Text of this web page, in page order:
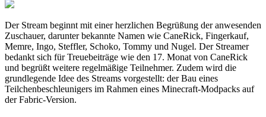
Der Stream beginnt mit einer herzlichen Begrüßung der anwesenden
Zuschauer, darunter bekannte Namen wie CaneRick, Fingerkauf,
Memre, Ingo, Steffler, Schoko, Tommy und Nugel. Der Streamer
bedankt sich für Treuebeiträge wie den 17. Monat von CaneRick
und begrüßt weitere regelmäßige Teilnehmer. Zudem wird die
grundlegende Idee des Streams vorgestellt: der Bau eines
Teilchenbeschleunigers im Rahmen eines Minecraft-Modpacks auf
der Fabric-Version.